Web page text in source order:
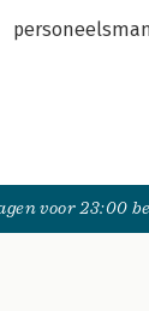
voor 23:00